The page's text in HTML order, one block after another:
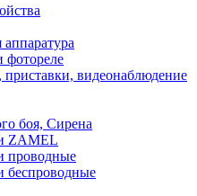
фотореле
видеонаблюдение
боя, Сирена
ZAMEL
проводные
беспроводные